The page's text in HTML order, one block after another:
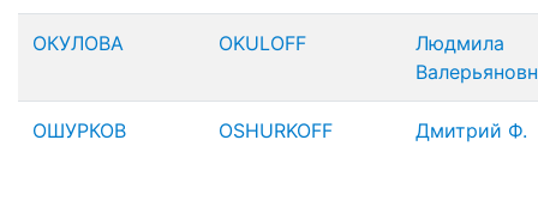
ОКУЛОВА OKULOFF
Людмила
ОШУРКОВ OSHURKOFF Дмитрий Ф.